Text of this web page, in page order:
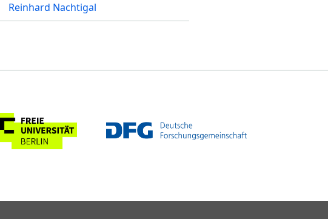
Reinhard Nachtigal